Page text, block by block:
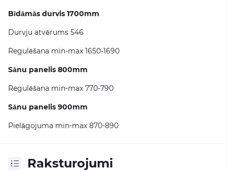
Bīdāmās durvis 1700mm
Durvju atvērums 546
Regulēšana min-max 1650-1690
Sānu panelis 800mm
Regulēšana min-max 770-790
Sānu panelis 900mm
Pielāgojuma min-max 870-890
Raksturojumi